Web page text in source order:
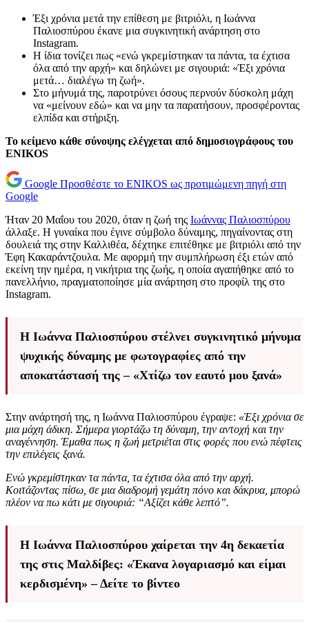
Έξι χρόνια μετά την επίθεση με βιτριόλι, η Ιωάννα
Παλιοσπύρου έκανε μια συγκινητική ανάρτηση στο
Instagram.
Η ίδια τονίζει πως «ενώ γκρεμίστηκαν τα πάντα, τα έχτισα
όλα από την αρχή» και δηλώνει με σιγουριά: «Έξι χρόνια
μετά… διαλέγω τη ζωή».
Στο μήνυμά της, παροτρύνει όσους περνούν δύσκολη μάχη
να «μείνουν εδώ» και να μην τα παρατήσουν, προσφέροντας
ελπίδα και στήριξη.
Το κείμενο κάθε σύνοψης ελέγχεται από δημοσιογράφους του
ENIKOS
Google Προσθέστε το ENIKOS ως προτιμώμενη πηγή στη
Google
Ήταν 20 Μαΐου του 2020, όταν η ζωή της Ιωάννας Παλιοσπύρου
άλλαξε. Η γυναίκα που έγινε σύμβολο δύναμης, πηγαίνοντας στη
δουλειά της στην Καλλιθέα, δέχτηκε επιτέθηκε με βιτριόλι από την
Έφη Κακαράντζουλα. Με αφορμή την συμπλήρωση έξι ετών από
εκείνη την ημέρα, η νικήτρια της ζωής, η οποία αγαπήθηκε από το
πανελλήνιο, πραγματοποίησε μία ανάρτηση στο προφίλ της στο
Instagram.
Η Ιωάννα Παλιοσπύρου στέλνει συγκινητικό μήνυμα
ψυχικής δύναμης με φωτογραφίες από την
αποκατάστασή της – «Χτίζω τον εαυτό μου ξανά»
Στην ανάρτησή της, η Ιωάννα Παλιοσπύρου έγραψε: «Έξι χρόνια σε
μια μάχη άδικη. Σήμερα γιορτάζω τη δύναμη, την αντοχή και την
αναγέννηση. Έμαθα πως η ζωή μετριέται στις φορές που ενώ πέφτεις
την επιλέγεις ξανά.
Ενώ γκρεμίστηκαν τα πάντα, τα έχτισα όλα από την αρχή.
Κοιτάζοντας πίσω, σε μια διαδρομή γεμάτη πόνο και δάκρυα, μπορώ
πλέον να πω κάτι με σιγουριά: “Αξίζει κάθε λεπτό”.
Η Ιωάννα Παλιοσπύρου χαίρεται την 4η δεκαετία
της στις Μαλδίβες: «Έκανα λογαριασμό και είμαι
κερδισμένη» – Δείτε το βίντεο